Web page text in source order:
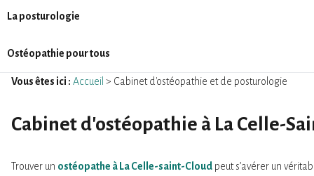
La posturologie
Ostéopathie pour tous
Vous êtes ici : Accueil > Cabinet d'ostéopathie et de posturologie
Cabinet d'ostéopathie à La Celle-
Trouver un ostéopathe à La Celle-saint-Cloud peut s’avérer un